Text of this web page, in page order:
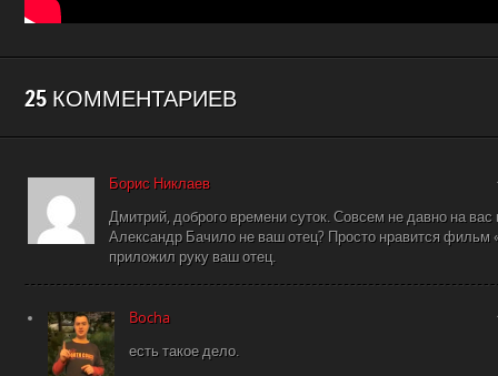
25 КОММЕНТАРИЕВ
Борис Никлаев
Дмитрий, доброго времени суток. Совсем не давно на
Александр Бачило не ваш отец? Просто нравится фильм
приложил руку ваш отец.
Bocha
есть такое дело.